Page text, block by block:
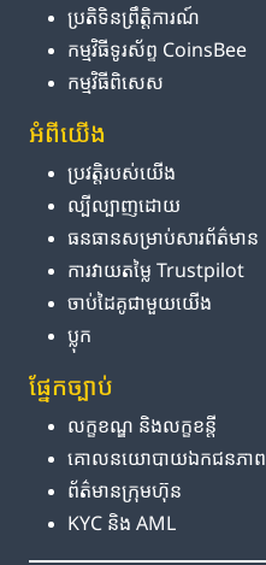
ប្រតិទិន​ព្រឹត្តិការណ៍
កម្មវិធី​ទូរស័ព្ទ CoinsBee
កម្មវិធីពិសេស
អំពី​យើង
ប្រវត្តិ​របស់​យើង
ល្បីល្បាញ​ដោយ
ធនធាន​សម្រាប់​សារព័ត៌មាន
ការ​វាយតម្លៃ Trustpilot
ចាប់ដៃគូ​ជាមួយ​យើង
ប្លុក
ផ្នែក​ច្បាប់
លក្ខខណ្ឌ និង​លក្ខខន្តី
គោលនយោបាយ​ឯកជនភាព
ព័ត៌មាន​ក្រុមហ៊ុន
KYC និង AML